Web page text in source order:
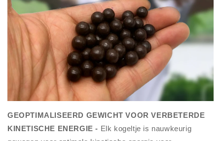
GEOPTIMALISEERD GEWICHT VOOR VERBETERDE
KINETISCHE ENERGIE - Elk kogeltje is nauwkeurig